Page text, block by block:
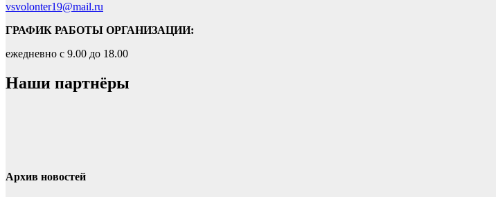
vsvolonter19@mail.ru
ГРАФИК РАБОТЫ ОРГАНИЗАЦИИ:
ежедневно с 9.00 до 18.00
Наши партнёры
Архив новостей